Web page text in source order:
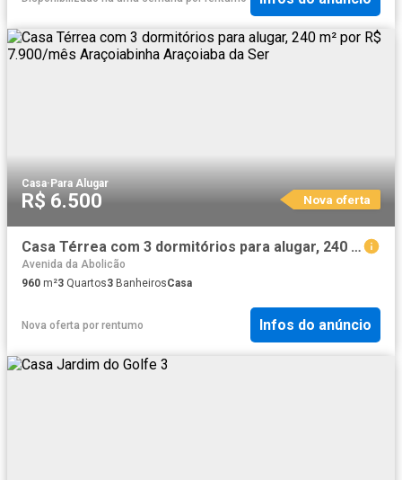
Casa· Para Alugar
R$ 6.500 Nova oferta
Casa Térrea com 3 dormitórios para alugar, 240 m² por R$ 7.900/mês Araçoiabinha Araçoiaba da Ser
Avenida da Abolicão
960 m²3 Quartos3 BanheirosCasa
Nova oferta por rentumo Infos do anúncio